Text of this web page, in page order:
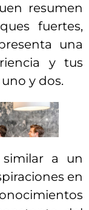
resumen
fuertes,
una
y tus
y dos.
a un
en